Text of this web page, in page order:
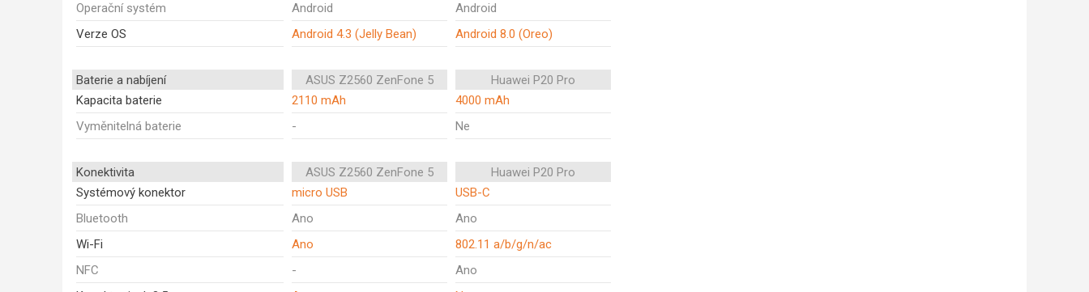
Operační systém
Android
Android
Verze OS
Android 4.3 (Jelly Bean) Android 8.0 (Oreo)
Baterie a nabíjení ASUS Z2560 ZenFone 5
Huawei P20 Pro
Kapacita baterie
2110 mAh
4000 mAh
Vyměnitelná baterie
- Ne
Konektivita ASUS Z2560 ZenFone 5
Huawei P20 Pro
Systémový konektor
micro USB
USB-C
Bluetooth
Ano
Ano
Wi-Fi
Ano
802.11 a/b/g/n/ac
NFC
-
Ano